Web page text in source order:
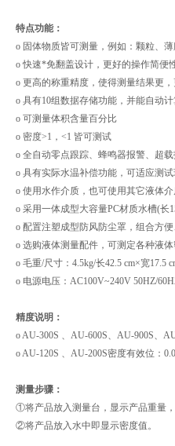
特点功能：
o 固体物质皆可测量，例如：颗粒、
o 快速*免翻盖设计，更好的操作简便
o 更高的称重精度，使得测量结果更
o 具有10组数据存储功能，并能自动
o 可测量体积含量百分比
o 密度>1，<1 皆可测试
o 全自动零点跟踪、蜂鸣器报警、超
o 具有实际水温补偿功能，可适应测
o 使用水作介质，也可使用其它液体
o 采用一体成型大容量PC材质水槽(长
o 配置注塑成型防风防尘罩，组合方
o 选购液体测量配件，可测定各种液
o 毛重/尺寸：4.5kg/长42.5 cm×宽17.5
o 电源电压：AC100V~240V 50HZ/
精度说明：
o AU-300S 、AU-600S、AU-900S、
o AU-120S 、AU-200S密度有效位：
测量步骤：
①将产品放入测量台，显示产品重量，
②将产品放入水中即显示密度值。